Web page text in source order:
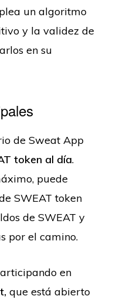
un algoritmo
y la validez de
en su
de Sweat App
token al día.
puede
SWEAT token
de SWEAT y
por el camino.
en
que está abierto